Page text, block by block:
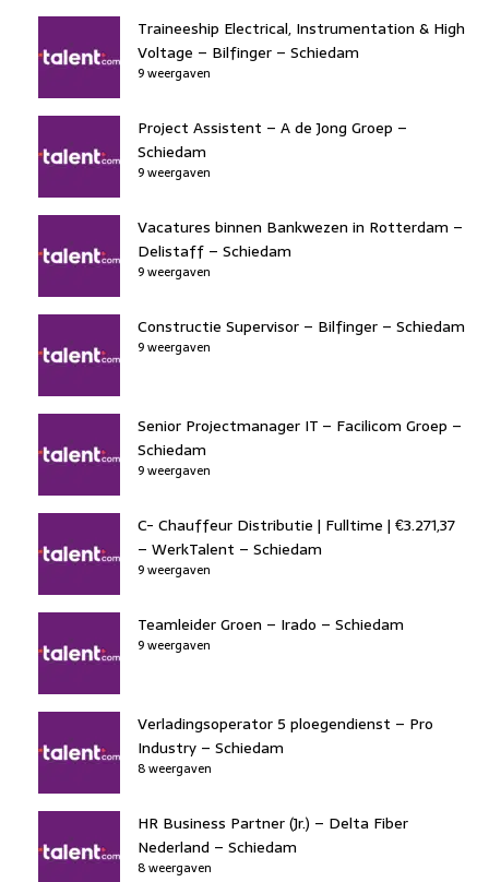
Traineeship Electrical, Instrumentation & High
Voltage – Bilfinger – Schiedam
9 weergaven
Project Assistent – A de Jong Groep –
Schiedam
9 weergaven
Vacatures binnen Bankwezen in Rotterdam –
Delistaff – Schiedam
9 weergaven
Constructie Supervisor – Bilfinger – Schiedam
9 weergaven
Senior Projectmanager IT – Facilicom Groep –
Schiedam
9 weergaven
C- Chauffeur Distributie | Fulltime | €3.271,37
– WerkTalent – Schiedam
9 weergaven
Teamleider Groen – Irado – Schiedam
9 weergaven
Verladingsoperator 5 ploegendienst – Pro
Industry – Schiedam
8 weergaven
HR Business Partner (Jr.) – Delta Fiber
Nederland – Schiedam
8 weergaven